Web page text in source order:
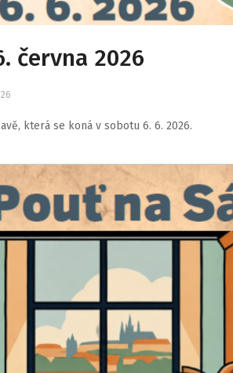
června 2026
která se koná v sobotu 6. 6. 2026.